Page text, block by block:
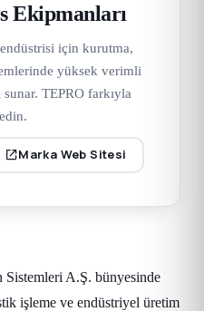
Ekipmanları
için kurutma,
yüksek verimli
TEPRO farkıyla
Marka Web Sitesi
A.Ş. bünyesinde
işleme ve endüstriyel üretim